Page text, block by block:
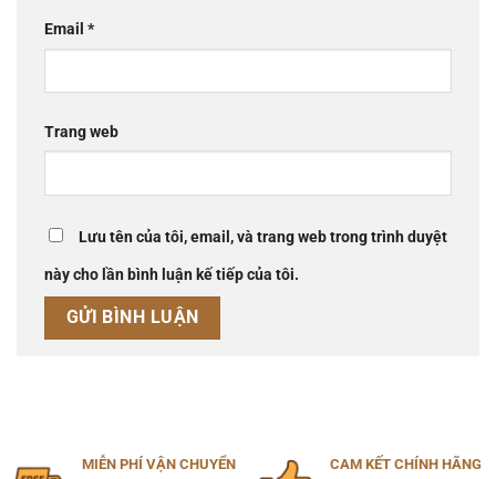
Email *
Trang web
Lưu tên của tôi, email, và trang web trong trình duyệt
này cho lần bình luận kế tiếp của tôi.
MIỄN PHÍ VẬN CHUYỂN
CAM KẾT CHÍNH HÃNG